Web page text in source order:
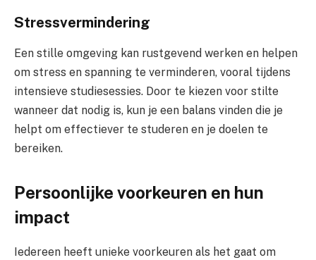
Stressvermindering
Een stille omgeving kan rustgevend werken en helpen
om stress en spanning te verminderen, vooral tijdens
intensieve studiesessies. Door te kiezen voor stilte
wanneer dat nodig is, kun je een balans vinden die je
helpt om effectiever te studeren en je doelen te
bereiken.
Persoonlijke voorkeuren en hun
impact
Iedereen heeft unieke voorkeuren als het gaat om